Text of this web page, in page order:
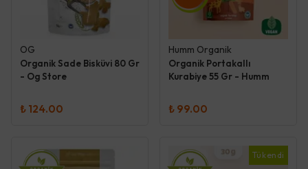
OG
Organik Sade Bisküvi 80 Gr
- Og Store
₺ 124.00
Humm Organik
Organik Portakallı
Kurabiye 55 Gr - Humm
₺ 99.00
Tükendi